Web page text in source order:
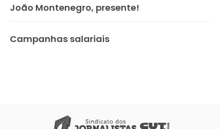
João Montenegro, presente!
Campanhas salariais